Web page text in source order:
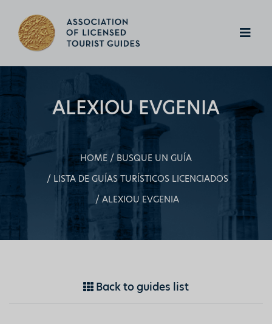
ALEXIOU EVGENIA
HOME
BUSQUE UN GUÍA
LISTA DE GUÍAS TURÍSTICOS LICENCIADOS
ALEXIOU EVGENIA
Back to guides list